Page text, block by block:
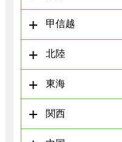
甲信越
北陸
東海
関西